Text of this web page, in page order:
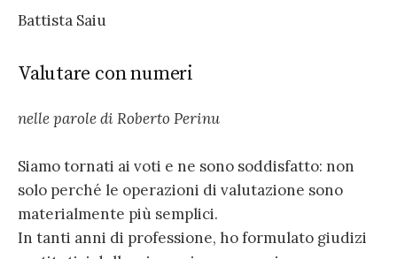
Battista Saiu
Valutare con numeri
nelle parole di Roberto Perinu
Siamo tornati ai voti e ne sono soddisfatto: non
solo perché le operazioni di valutazione sono
materialmente più semplici.
In tanti anni di professione, ho formulato giudizi